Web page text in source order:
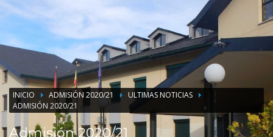
INICIO ADMISIÓN 2020/21
ULTIMAS NOTICIAS
ADMISIÓN 2020/21
Admisión 2020/21